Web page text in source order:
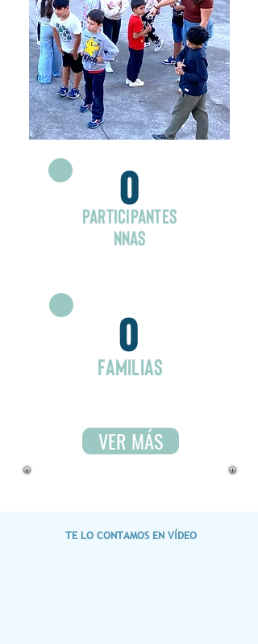
0
Participantes
NNAs
0
FAMILIAS
VER MÁS
TE LO CONTAMOS EN VÍDEO